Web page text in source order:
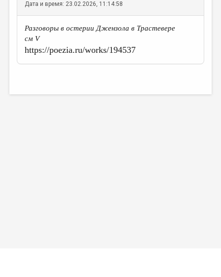
Дата и время: 23.02.2026, 11:14:58
Разговоры в остерии Джензола в Трастевере
см V
https://poezia.ru/works/194537